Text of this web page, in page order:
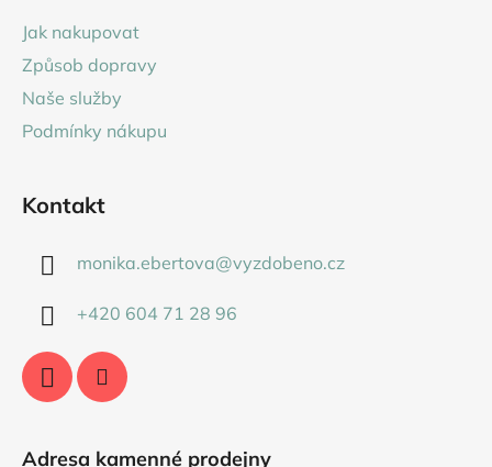
Jak nakupovat
Způsob dopravy
Naše služby
Podmínky nákupu
Kontakt
monika.ebertova@vyzdobeno.cz
+420 604 71 28 96
Adresa kamenné prodejny